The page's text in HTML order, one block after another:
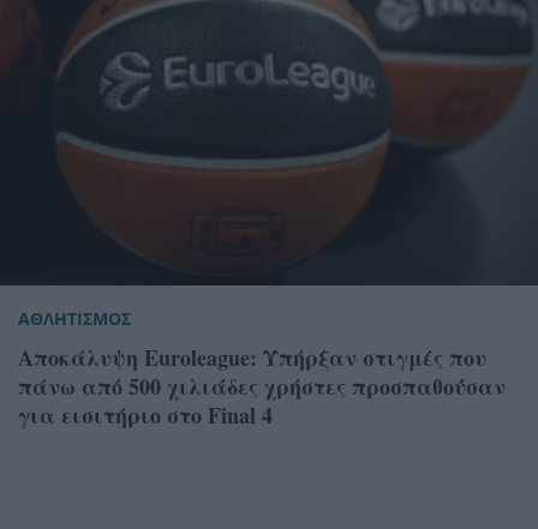
ΑΘΛΗΤΙΣΜΟΣ
Αποκάλυψη Euroleague: Υπήρξαν στιγμές που
πάνω από 500 χιλιάδες χρήστες προσπαθούσαν
για εισιτήριο στο Final 4